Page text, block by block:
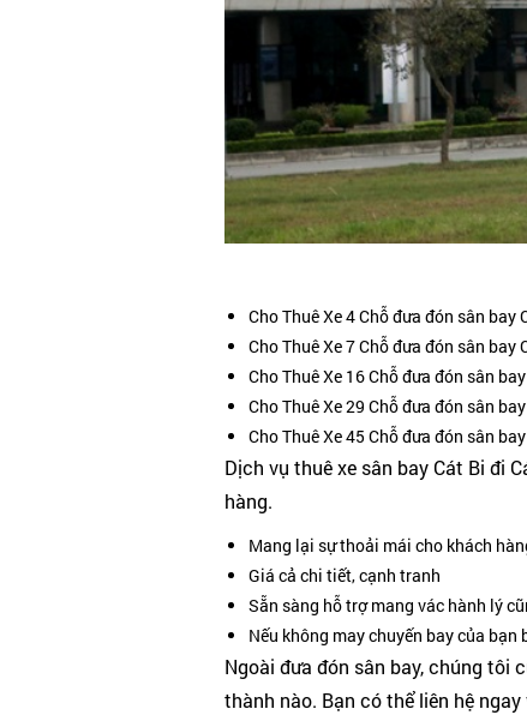
Cho Thuê Xe 4 Chỗ đưa đón sân
Cho Thuê Xe 7 Chỗ đưa đón sân
Cho Thuê Xe 16 Chỗ đưa đón sân
Cho Thuê Xe 29 Chỗ đưa đón sân
Cho Thuê Xe 45 Chỗ đưa đón sân
Dịch vụ thuê xe sân bay Cát Bi đi
hàng.
Mang lại sự thoải mái cho khách
Giá cả chi tiết, cạnh tranh
Sẵn sàng hỗ trợ mang vác hành lý
Nếu không may chuyến bay của
Ngoài đưa đón sân bay, chúng tôi
thành nào. Bạn có thể liên hệ